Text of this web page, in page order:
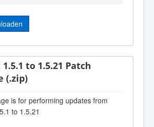
to 1.5.21 Patch
(.zip)
is for performing updates from
to 1.5.21